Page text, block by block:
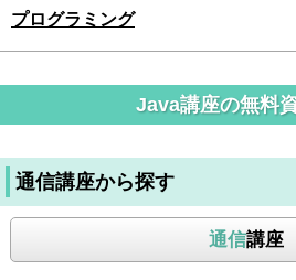
プログラミング
Java講座の無料
通信講座から探す
通信講座